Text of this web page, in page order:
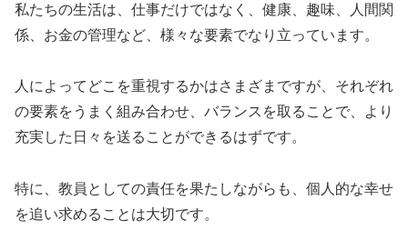
私たちの生活は、仕事だけではなく、健康、趣味、人間関
係、お金の管理など、様々な要素でなり立っています。
人によってどこを重視するかはさまざまですが、それぞれ
の要素をうまく組み合わせ、バランスを取ることで、より
充実した日々を送ることができるはずです。
特に、教員としての責任を果たしながらも、個人的な幸せ
を追い求めることは大切です。